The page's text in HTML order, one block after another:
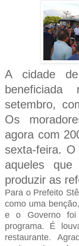
A cidade
setembro,
Os
agora com
sexta-feira.
aqueles que
produzir as
Para o Prefeito
como uma
e o Governo foi
programa. É
restaurante.